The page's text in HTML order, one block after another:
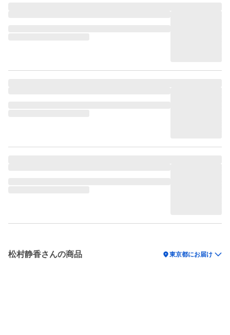
松村静香さんの商品 location_on東京都にお届け